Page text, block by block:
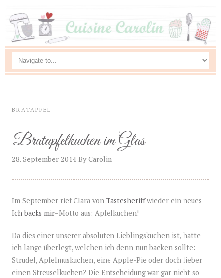
BRATAPFEL
Bratapfelkuchen im Glas
28. September 2014ByCarolin
Im September rief Clara von Tastesheriffwieder ein neues
Ich backs mir–Motto aus: Apfelkuchen!
Da dies einer unserer absoluten Lieblingskuchen ist, hatte
ich lange überlegt, welchen ich denn nun backen sollte:
Strudel, Apfelmuskuchen, eine Apple-Pie oder doch lieber
einen Streuselkuchen? Die Entscheidung war gar nicht so